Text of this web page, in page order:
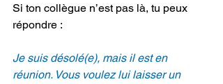
Si ton collègue n’est pas là, tu peux
répondre :
Je suis désolé(e), mais il est en
réunion. Vous voulez lui laisser un